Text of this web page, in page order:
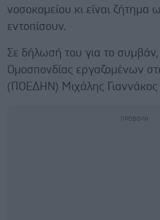
νοσοκομείου κι είναι ζήτημα
εντοπίσουν.
Σε δήλωσή του για το
Ομοσπονδίας εργαζομένων
(ΠΟΕΔΗΝ) Μιχάλης Γιαννάκος